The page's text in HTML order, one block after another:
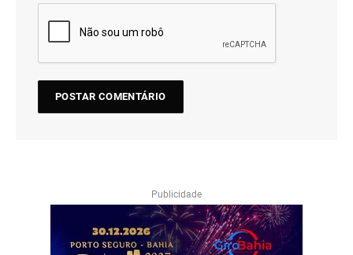
Publicidade